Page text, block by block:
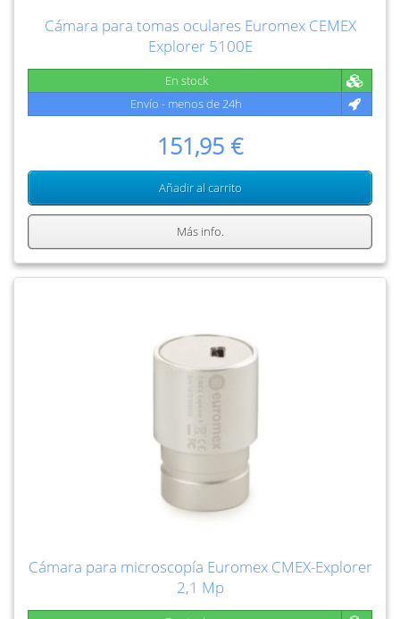
Cámara para tomas oculares Euromex CEMEX
Explorer 5100E
En stock
Envío - menos de 24h
151,95 €
Añadir al carrito
Más info.
Cámara para microscopía Euromex CMEX-Explorer
2,1 Mp